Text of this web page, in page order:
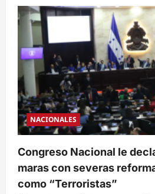
Congreso
Nacional
Honduras
aprueba
reformas
que
endurecen
penas
contra
extorsión
y
crimen
organizado
NACIONALES
Congreso Nacional le
maras con severas
como “Terroristas”